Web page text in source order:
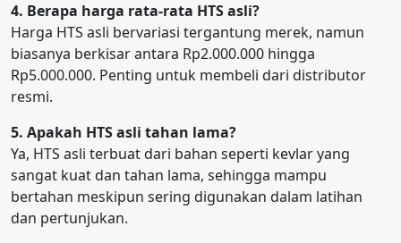
4. Berapa harga rata-rata HTS asli?
Harga HTS asli bervariasi tergantung merek, namun
biasanya berkisar antara Rp2.000.000 hingga
Rp5.000.000. Penting untuk membeli dari distributor
resmi.
5. Apakah HTS asli tahan lama?
Ya, HTS asli terbuat dari bahan seperti kevlar yang
sangat kuat dan tahan lama, sehingga mampu
bertahan meskipun sering digunakan dalam latihan
dan pertunjukan.